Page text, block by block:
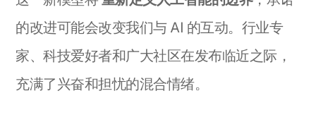
的改进可能会改变我们与 AI 的互动。行业专
家、科技爱好者和广大社区在发布临近之际，
充满了兴奋和担忧的混合情绪。